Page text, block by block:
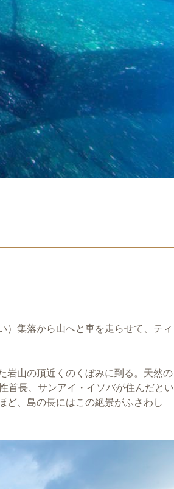
）集落から山へと車を走らせて、ティ
岩山の頂近くのくぼみに到る。天然の
首長、サンアイ・イソバが住んだとい
ど、島の長にはこの絶景がふさわし